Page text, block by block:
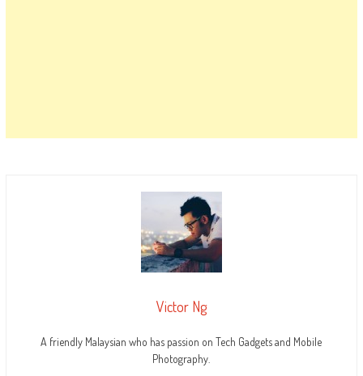
Victor Ng
A friendly Malaysian who has passion on Tech Gadgets and Mobile
Photography.